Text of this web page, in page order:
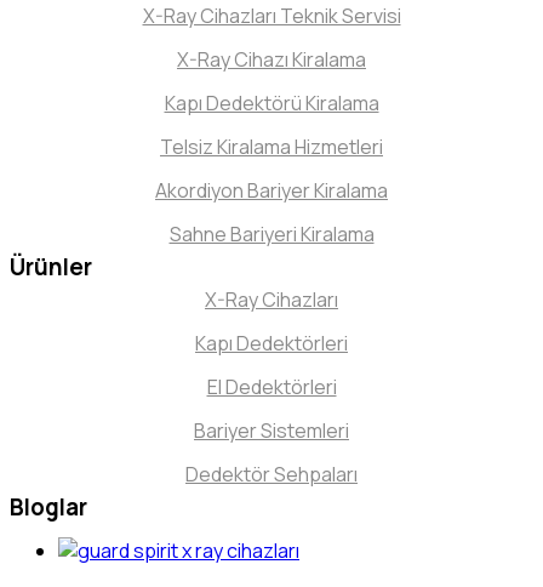
X-Ray Cihazları Teknik Servisi
X-Ray Cihazı Kiralama
Kapı Dedektörü Kiralama
Telsiz Kiralama Hizmetleri
Akordiyon Bariyer Kiralama
Sahne Bariyeri Kiralama
Ürünler
X-Ray Cihazları
Kapı Dedektörleri
El Dedektörleri
Bariyer Sistemleri
Dedektör Sehpaları
Bloglar